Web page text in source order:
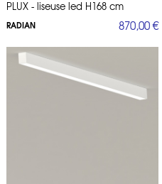
PLUX - liseuse led H168 cm
RADIAN 870,00 €